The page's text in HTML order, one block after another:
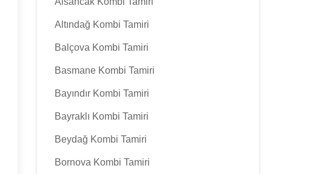
Altındağ Kombi Tamiri
Balçova Kombi Tamiri
Basmane Kombi Tamiri
Bayındır Kombi Tamiri
Bayraklı Kombi Tamiri
Beydağ Kombi Tamiri
Bornova Kombi Tamiri